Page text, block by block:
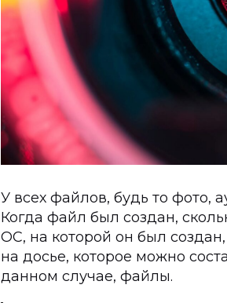
У всех файлов, будь то фото,
Когда файл был создан,
ОС, на которой он был
на досье, которое можно
данном случае, файлы.